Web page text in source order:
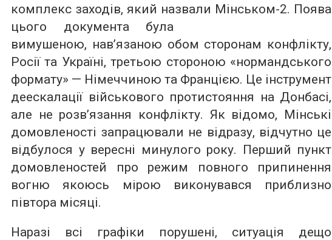
комплекс заходів, який назвали Мінськом-2. Поява
цього документа була
вимушеною, нав’язаною обом сторонам конфлікту,
Росії та Україні, третьою стороною «нормандського
формату» — Німеччиною та Францією. Це інструмент
деескалації військового протистояння на Донбасі,
але не розв’язання конфлікту. Як відомо, Мінські
домовленості запрацювали не відразу, відчутно це
відбулося у вересні минулого року. Перший пункт
домовленостей про режим повного припинення
вогню якоюсь мірою виконувався приблизно
півтора місяці.
Наразі всі графіки порушені, ситуація дещо